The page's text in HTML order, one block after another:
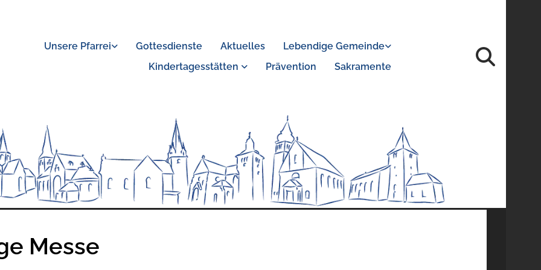
Unsere Pfarrei Gottesdienste Aktuelles
Lebendige Gemeinde
Kindertagesstätten
Prävention Sakramente
Messe